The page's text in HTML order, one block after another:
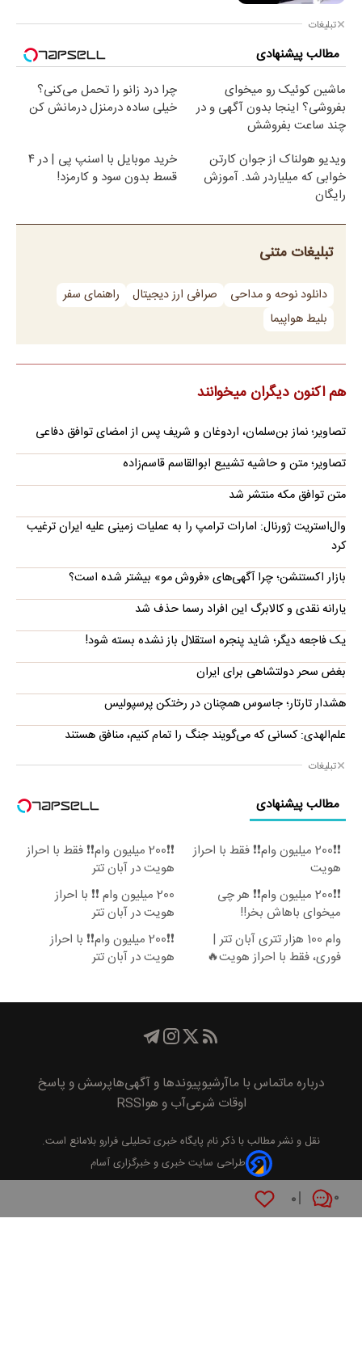
۰ ۰
تبلیغات
مطالب پیشنهادی
ماشین کوئیک رو میخوای
بفروشی؟ اینجا بدون آگهی و در
چند ساعت بفروشش
چرا درد زانو را تحمل می‌کنی؟
خیلی ساده درمنزل درمانش کن
ویدیو هولناک از جوان کارتن
خوابی که میلیاردر شد. آموزش
رایگان
خرید موبایل با اسنپ پی | در ۴
قسط بدون سود و کارمزد!
تبلیغات متنی
دانلود نوحه و مداحی صرافی ارز دیجیتال
راهنمای سفر
بلیط هواپیما
هم اکنون دیگران میخوانند
تصاویر؛ نماز بن‌سلمان، اردوغان و شریف پس از امضای توافق دفاعی
تصاویر؛ متن و حاشیه تشییع ابوالقاسم قاسم‌زاده
متن توافق مکه منتشر شد
وال‌استریت ژورنال: امارات ترامپ را به عملیات زمینی علیه ایران ترغیب
کرد
بازار اکستنشن؛ چرا آگهی‌های «فروش مو» بیشتر شده است؟
یارانه نقدی و کالابرگ این افراد رسما حذف شد
یک فاجعه دیگر؛ شاید پنجره استقلال باز نشده بسته شود!
بغض سحر دولتشاهی برای ایران
هشدار تارتار؛ جاسوس همچنان در رختکن پرسپولیس
علم‌الهدی: کسانی که می‌گویند جنگ را تمام کنیم، منافق هستند
تبلیغات
مطالب پیشنهادی
❗❗200 میلیون وام❗❗ فقط با احراز
هویت
❗❗200 میلیون وام❗❗ فقط با احراز
هویت در آبان تتر
❗❗200 میلیون وام❗❗ هر چی
میخوای باهاش بخر!!
200 میلیون وام ❗❗ با احراز
هویت در آبان تتر
وام 100 هزار تتری آبان تتر |
فوری، فقط با احراز هویت🔥
❗❗200 میلیون وام❗❗ با احراز
هویت در آبان تتر
درباره ماتماس با ماآرشیوپیوند‌ها و آگهی‌هاپرسش و پاسخ
اوقات شرعیآب و هواRSS
نقل و نشر مطالب با ذکر نام پايگاه خبری تحليلی فرارو بلامانع است.
طراحی سایت خبری و خبرگزاری آسام